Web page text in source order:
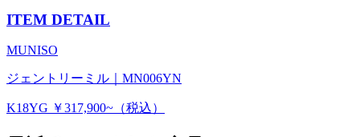
ITEM DETAIL
MUNISO
ジェントリーミル｜MN006YN
K18YG ￥317,900~（税込）